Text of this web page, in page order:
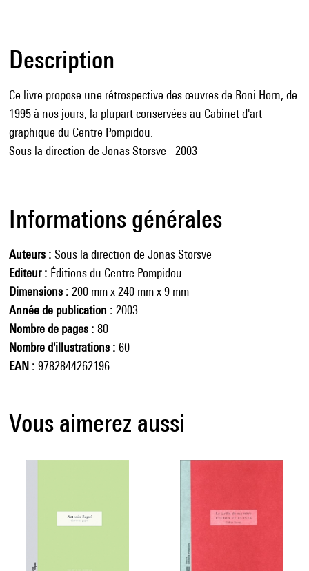
Description
Ce livre propose une rétrospective des œuvres de Roni Horn, de
1995 à nos jours, la plupart conservées au Cabinet d'art
graphique du Centre Pompidou.
Sous la direction de Jonas Storsve - 2003
Informations générales
Auteurs
Sous la direction de Jonas Storsve
Editeur
Éditions du Centre Pompidou
Dimensions
200 mm x 240 mm x 9 mm
Année de publication
2003
Nombre de pages
80
Nombre d'illustrations
60
EAN
9782844262196
Vous aimerez aussi